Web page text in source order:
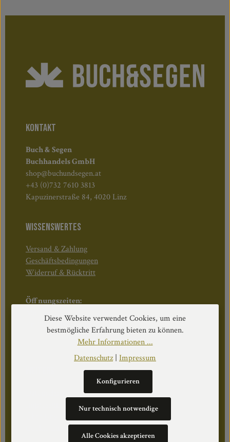
KONTAKT
Buch & Segen
Buchhandels GmbH
shop@buchundsegen.at
+43 (0)732 7610 3813
Kapuzinerstraße 84, 4020 Linz
WISSENSWERTES
Versand & Zahlung
Geschäftsbedingungen
Widerruf & Rücktritt
Öffnungszeiten:
Mo–Do: 08:30–17:00 Uhr
Fr: 08:30–12:30 Uhr
Cookie Einstellungen
Diese Website verwendet Cookies, um eine
bestmögliche Erfahrung bieten zu können.
Mehr Informationen ...
Datenschutz| Impressum
Nur technisch notwendige
Konfigurieren
Alle Cookies akzeptieren